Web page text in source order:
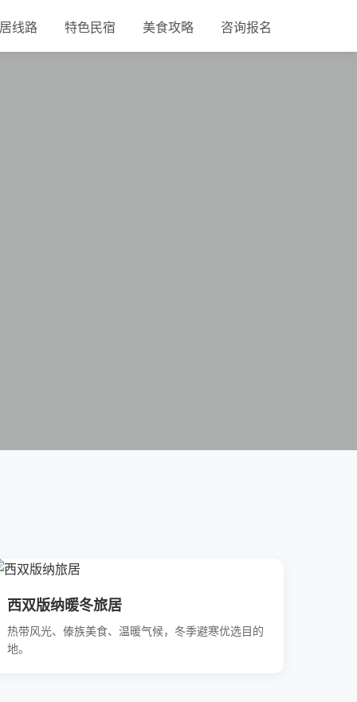
线路 特色民宿 美食攻略 咨询报名
西双版纳暖冬旅居
热带风光、傣族美食、温暖气候，冬季避寒优选目的
地。